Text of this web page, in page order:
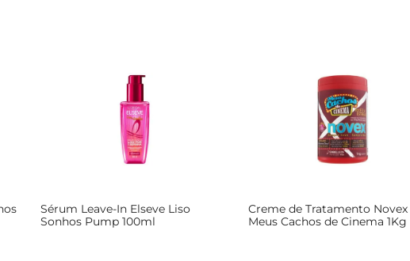
Sérum Leave-In Elseve Liso
Sonhos Pump 100ml
Creme de Tratamento Novex
Meus Cachos de Cinema 1Kg